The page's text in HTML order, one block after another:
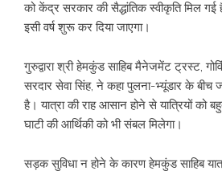
को केंद्र सरकार की सैद्धांतिक स्वीकृति मिल गई
इसी वर्ष शुरू कर दिया जाएगा।
गुरुद्वारा श्री हेमकुंड साहिब मैनेजमेंट ट्रस्ट,
सरदार सेवा सिंह, ने कहा पुलना-भ्यूंडार के बीच
है। यात्रा की राह आसान होने से यात्रियों को
घाटी की आर्थिकी को भी संबल मिलेगा।
सड़क सुविधा न होने के कारण हेमकुंड साहिब